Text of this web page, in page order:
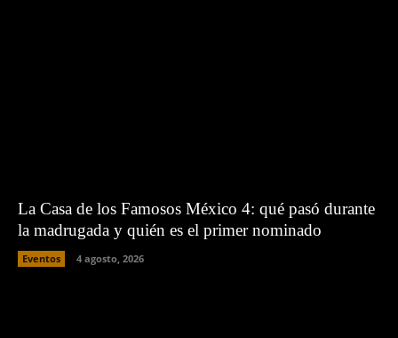
La Casa de los Famosos México 4: qué pasó durante
la madrugada y quién es el primer nominado
Eventos 4 agosto, 2026